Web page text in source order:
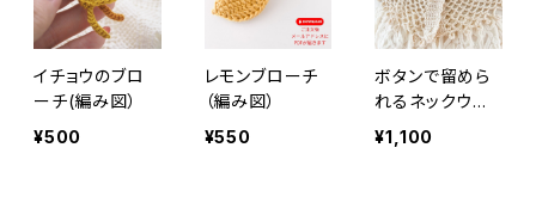
イチョウのブロ
ーチ(編み図）
¥500
レモンブローチ
（編み図）
¥550
ボタンで留めら
れるネックウオ
ーマー（作り方
動画はついてい
¥1,100